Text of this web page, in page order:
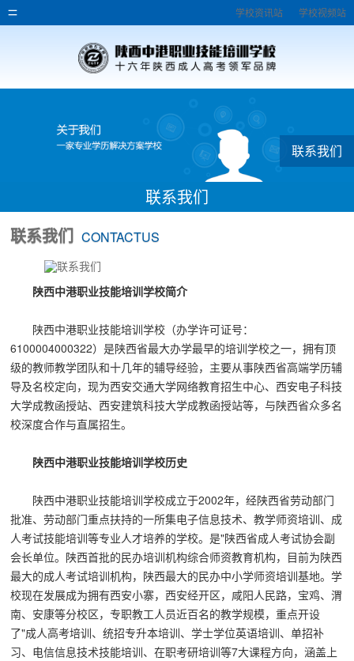
学校资讯站 学校视频站
联系我们
联系我们
联系我们 CONTACTUS
陕西中港职业技能培训学校简介
陕西中港职业技能培训学校（办学许可证号：
6100004000322）是陕西省最大办学最早的培训学校之一，拥有顶
级的教师教学团队和十几年的辅导经验，主要从事陕西省高端学历辅
导及名校定向，现为西安交通大学网络教育招生中心、西安电子科技
大学成教函授站、西安建筑科技大学成教函授站等，与陕西省众多名
校深度合作与直属招生。
陕西中港职业技能培训学校历史
陕西中港职业技能培训学校成立于2002年，经陕西省劳动部门
批准、劳动部门重点扶持的一所集电子信息技术、教学师资培训、成
人考试技能培训等专业人才培养的学校。是"陕西省成人考试协会副
会长单位。陕西首批的民办培训机构综合师资教育机构，目前为陕西
最大的成人考试培训机构，陕西最大的民办中小学师资培训基地。学
校现在发展成为拥有西安小寨，西安经开区，咸阳人民路，宝鸡、渭
南、安康等分校区，专职教工人员近百名的教学规模，重点开设
了"成人高考培训、统招专升本培训、学士学位英语培训、单招补
习、电信信息技术技能培训、在职考研培训等7大课程方向，涵盖上